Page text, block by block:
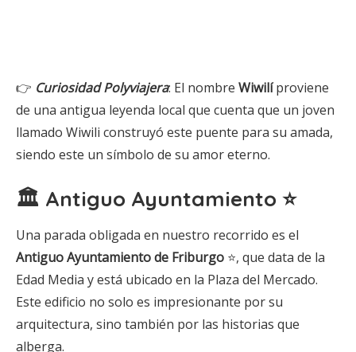
👉 Curiosidad Polyviajera: El nombre Wiwilíproviene
de una antigua leyenda local que cuenta que un joven
llamado Wiwili construyó este puente para su amada,
siendo este un símbolo de su amor eterno.
🏛 Antiguo Ayuntamiento ⭐
Una parada obligada en nuestro recorrido es el
Antiguo Ayuntamiento de Friburgo ⭐, que data de la
Edad Media y está ubicado en la Plaza del Mercado.
Este edificio no solo es impresionante por su
arquitectura, sino también por las historias que
alberga.